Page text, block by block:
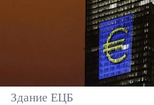
Здание ЕЦБ